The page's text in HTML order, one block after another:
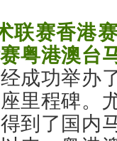
联赛香港
粤港澳台
成功举办
里程碑。
到了国内